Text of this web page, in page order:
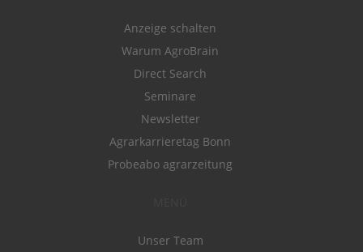
Anzeige schalten
Warum AgroBrain
Direct Search
Seminare
Newsletter
Agrarkarrieretag Bonn
Probeabo agrarzeitung
Unser Team